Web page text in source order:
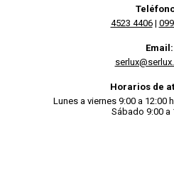
4523 4406|
Email:
Horarios de
Lunes a viernes 9:00 a 12:00
Sábado 9:00 a